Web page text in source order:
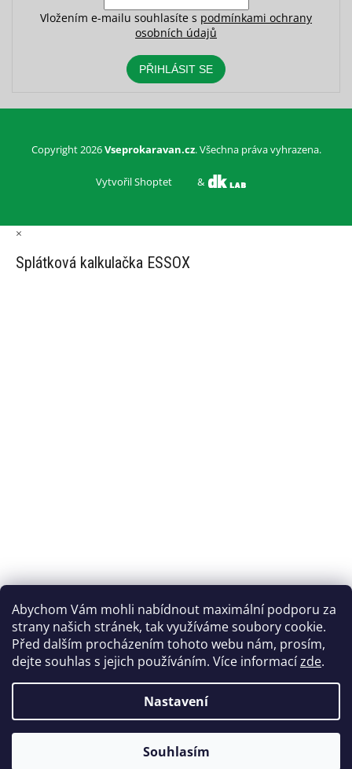
Abychom Vám mohli nabídnout maximální podporu za
strany našich stránek, tak využíváme soubory cookie.
Před dalším procházením tohoto webu nám, prosím,
dejte souhlas s jejich používáním. Více informacízde.
Nastavení
Souhlasím
Vložením e-mailu souhlasíte s podmínkami ochrany
osobních údajů
PŘIHLÁSIT SE
Vytvořil Shoptet &
Copyright 2026Vseprokaravan.cz. Všechna práva vyhrazena.
×
Splátková kalkulačka ESSOX